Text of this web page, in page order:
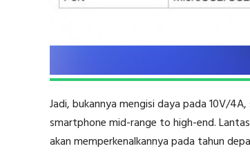
Jadi, bukannya mengisi daya pada 10V/
smartphone mid-range to high-end.
akan memperkenalkannya pada tahun